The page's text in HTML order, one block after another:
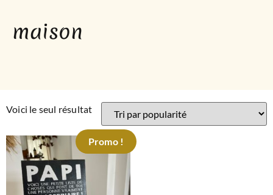
maison
Voici le seul résultat
Promo !